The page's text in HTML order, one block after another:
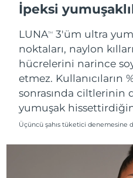
İpeksi
LUNATM
3'üm ultra
noktaları, naylon
hücrelerini narince
etmez. Kullanıcıların
sonrasında ciltlerinin
yumuşak
Üçüncü şahıs tüketici denemesine
Vietnam